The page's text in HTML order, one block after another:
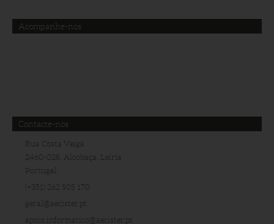
Acompanhe-nos
Contacte-nos
Rua Costa Veiga
2460-028, Alcobaça, Leiria
Portugal
(+351) 262 505 170
geral@aecister.pt
apoio.informatico@aecister.pt